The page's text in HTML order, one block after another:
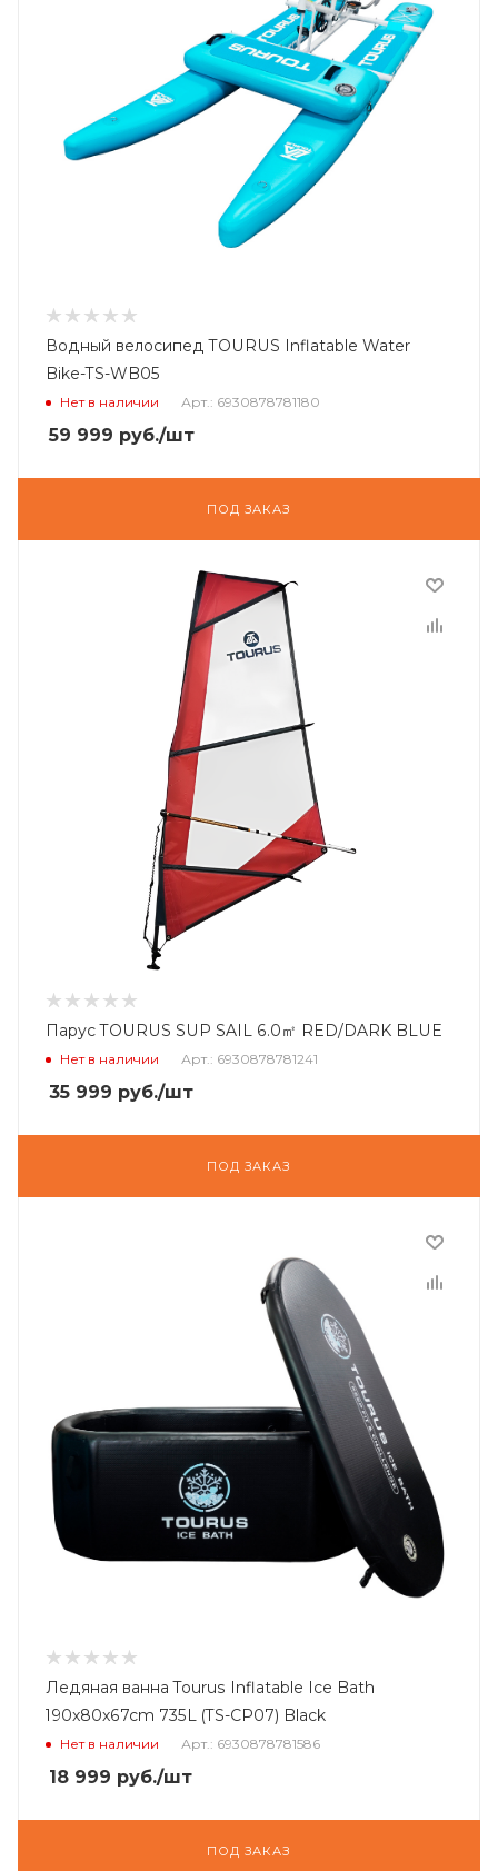
Водный велосипед TOURUS Inflatable Water
Bike-TS-WB05
Нет в наличии Арт.: 6930878781180
59 999 руб./шт
ПОД ЗАКАЗ
Парус TOURUS SUP SAIL 6.0㎡ RED/DARK BLUE
Нет в наличии Арт.: 6930878781241
35 999 руб./шт
ПОД ЗАКАЗ
Ледяная ванна Tourus Inflatable Ice Bath
190x80x67cm 735L (TS-CP07) Black
Нет в наличии Арт.: 6930878781586
18 999 руб./шт
ПОД ЗАКАЗ